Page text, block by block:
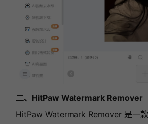
二、HitPaw Watermark Remover
HitPaw Watermark Remover 是一款